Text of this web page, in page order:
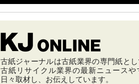
古紙ジャーナルは古紙業界の専門紙とし
古紙リサイクル業界の最新ニュースや
日々取材し、お伝えしています。